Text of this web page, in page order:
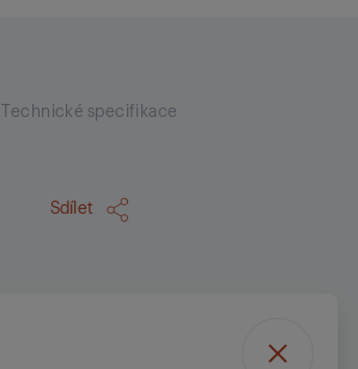
Technické specifikace
Sdílet